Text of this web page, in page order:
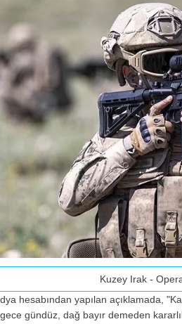
Kuzey Irak -
hesabından yapılan açıklamada,
gündüz, dağ bayır demeden